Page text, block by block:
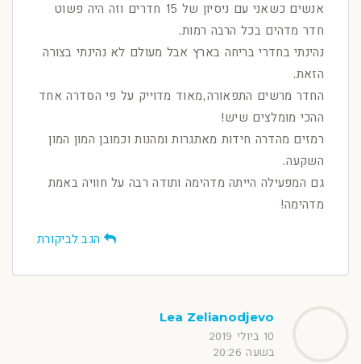
אנשים כשאני עם ניסיון של 15 חדרים וזה היה פשוט
חדר מדהים בכל הרבה רמות.
נהינתי בחדרי בריחה בארץ אבל מעולם לא נהינתי בצורה
הזאת.
החדר מרשים התפאורה,מאוד מדוייק על פי הסדרה אחד
ההכי מומלצים שיש!
רמזים מהדרה חידות מאתגרות ומהנות וכמובן המון המון
השקעה.
גם המפעילה הייתה מדהימה ותודה רבה על חוויה באמת
מדהימה!
הגב לביקורת
Lea Zelianodjevo
10 ביולי 2019
בשעה 20:26